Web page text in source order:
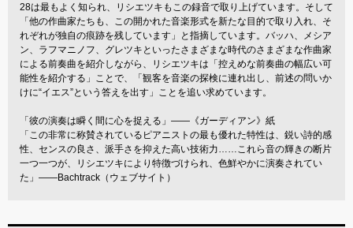
28は最もよく知られ、リシエツキもこの録音で取り上げています。そして
「他の作曲家たちも、この開かれた音楽形式を新たな目的で取り入れ、そ
れぞれが独自の痕跡を残しています」と指摘しています。バッハ、メシア
ン、ラフマニノフ、グレツキといったさまざまな時代のさまざまな作曲家
による前奏曲を紹介しながら、リシエツキは「控えめな前奏曲の幅広い可
能性を紹介する」ことで、「観客を音楽の探検に連れ出し、前述の問いか
けに“イエス”という答えを出す」ことを追い求めています。
「彼の演奏は瞬く間に心を捉える」――《ガーディアン》紙
「この非常に称賛されているピアニストの最も優れた特性は、鋭い詩的感
性、センスの良さ、派手さを抑えた高い技術力……これら音の輝きの断片
一つ一つが、リシエツキにより特徴づけられ、色鮮やかに演奏されてい
た」――Bachtrack（ウェブサイト）